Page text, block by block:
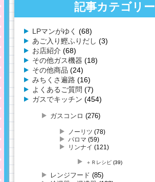
記事カテゴリー
LPマンがゆく (68)
あご入り鰹ふりだし (3)
お店紹介 (68)
その他ガス機器 (18)
その他商品 (24)
みちくさ遍路 (16)
よくあるご質問 (7)
ガスでキッチン (454)
ガスコンロ (276)
ノーリツ (78)
パロマ (59)
リンナイ (121)
＋Ｒレシピ (39)
レンジフード (85)